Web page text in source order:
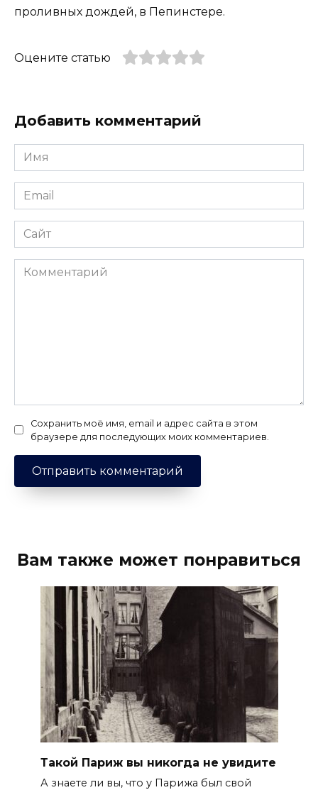
проливных дождей, в Пепинстере.
Оцените статью
Добавить комментарий
Имя
*
Email
*
Сайт
Комментарий
Сохранить моё имя, email и адрес сайта в этом
браузере для последующих моих комментариев.
Вам также может понравиться
Такой Париж вы никогда не увидите
А знаете ли вы, что у Парижа был свой